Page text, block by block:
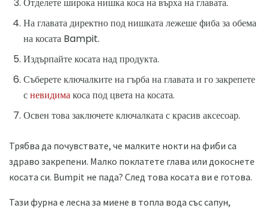
Отделете широка нишка коса на върха на главата.
На главата директно под нишката лежеше фиба за обема
на косата Bampit.
Издърпайте косата над продукта.
Съберете ключалките на гърба на главата и го закрепете
сневидимакоса под цвета на косата.
Освен това заключете ключалката с красив аксесоар.
Трябва да почувствате, че малките нокти на фиби са
здраво закрепени. Малко поклатете глава или докоснете
косата си. Bumpit не пада? След това косата ви е готова.
Тази фурна е лесна за миене в топла вода със сапун,